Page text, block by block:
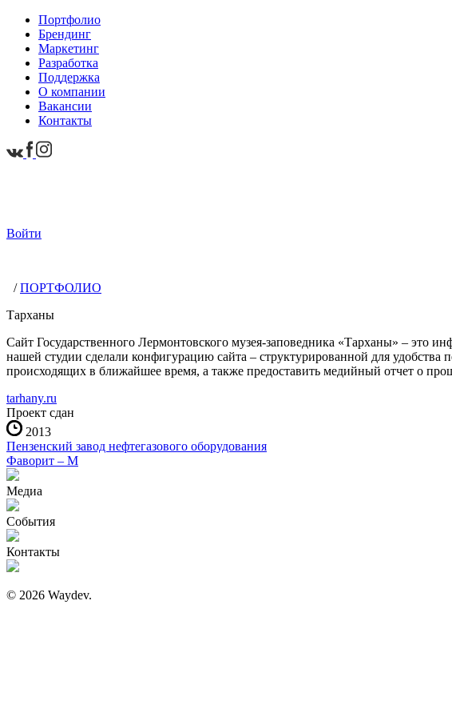
Портфолио
Брендинг
Маркетинг
Разработка
Поддержка
О компании
Вакансии
Контакты
Войти
/ПОРТФОЛИО
Тарханы
Сайт Государственного Лермонтовского музея-заповедника «Тарханы» – это
нашей студии сделали конфигурацию сайта – структурированной для
происходящих в ближайшее время, а также предоставить медийный отчет о
tarhany.ru
Проект сдан
2013
Пензенский завод нефтегазового оборудования
Фаворит – М
Медиа
События
Контакты
© 2026 Waydev.